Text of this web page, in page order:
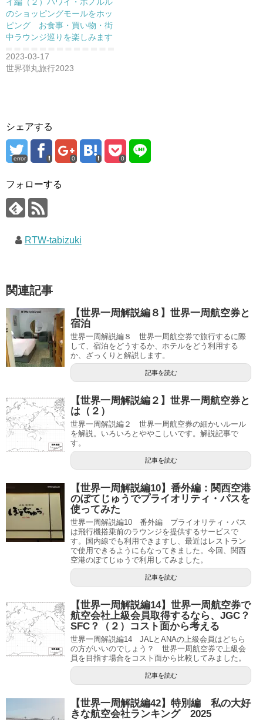
のショッピングモールをホッ
ピング お食事・買い物・街
中ラウンジ巡りを楽しみます
2023-03-17
世界弾丸旅行2023
シェアする
error 0 0
フォローする
RTW-tabizuki
関連記事
【世界一周解説編８】世界一周航空券と
宿泊
世界一周解説編８ 世界一周航空券で旅行するに際
して、宿泊をどうするか、ホテルをどう利用する
か、ざっくりと解説します。
記事を読む
【世界一周解説編２】世界一周航空券と
は（２）
世界一周解説編２ 世界一周航空券の細かいルール
を解説。いろいろとややこしいです。解説記事で
す。
記事を読む
【世界一周解説編10】番外編：関西空港
のぼてじゅうでプライオリティ・パスを
使ってみた
世界一周解説編10 番外編 プライオリティ・パス
は飛行機搭乗前のラウンジを提供するサービスで
す。国内線でも利用できますし、最近はレストラン
で使用できるようにもなってきました。今回、関西
空港のぼてじゅうで利用してみました。
記事を読む
【世界一周解説編14】世界一周航空券で
航空会社上級会員取得するなら、JGC？
SFC？（２）コスト面から考える
世界一周解説編14 JALとANAの上級会員はどちら
の方がいいのでしょう？ 世界一周航空券で上級会
員を目指す場合をコスト面から比較してみました。
記事を読む
【世界一周解説編42】特別編 私の大好
きな航空会社ランキング 2025